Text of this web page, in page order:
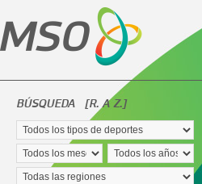
BÚSQUEDA [R. A Z.]